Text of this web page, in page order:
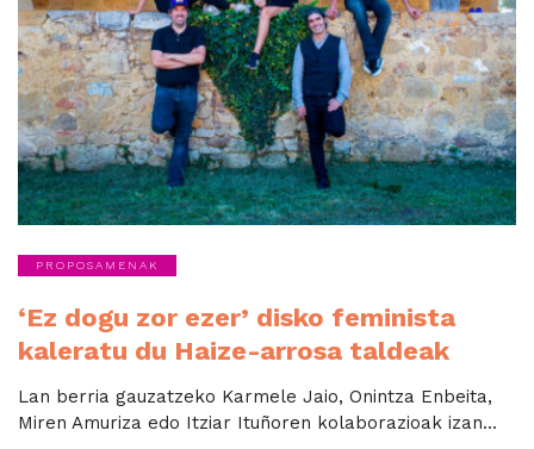
PROPOSAMENAK
‘Ez dogu zor ezer’ disko feminista
kaleratu du Haize-arrosa taldeak
Lan berria gauzatzeko Karmele Jaio, Onintza Enbeita,
Miren Amuriza edo Itziar Ituñoren kolaborazioak izan...